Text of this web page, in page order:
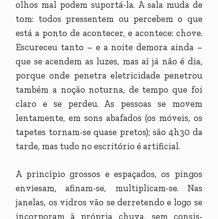
olhos mal podem suportá-la. A sala muda de
tom: todos pressentem ou percebem o que
está a ponto de acontecer, e acontece: chove.
Escureceu tanto – e a noite demora ainda –
que se acendem as luzes, mas aí já não é dia,
porque onde penetra eletricidade penetrou
também a noção noturna, de tempo que foi
claro e se perdeu. As pessoas se movem
lentamente, em sons abafados (os móveis, os
tapetes tornam-se quase pretos); são 4h30 da
tarde, mas tudo no escritório é artificial.
A princípio grossos e espaçados, os pingos
enviesam, afinam-se, multiplicam-se. Nas
janelas, os vidros vão se derretendo e logo se
incorporam à própria chuva, sem consis-